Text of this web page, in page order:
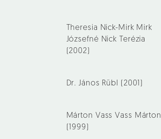
Theresia Nick-Mirk Mirk
Józsefné Nick Terézia
(2002)
Dr. János Rübl (2001)
Márton Vass Vass Márton
(1999)